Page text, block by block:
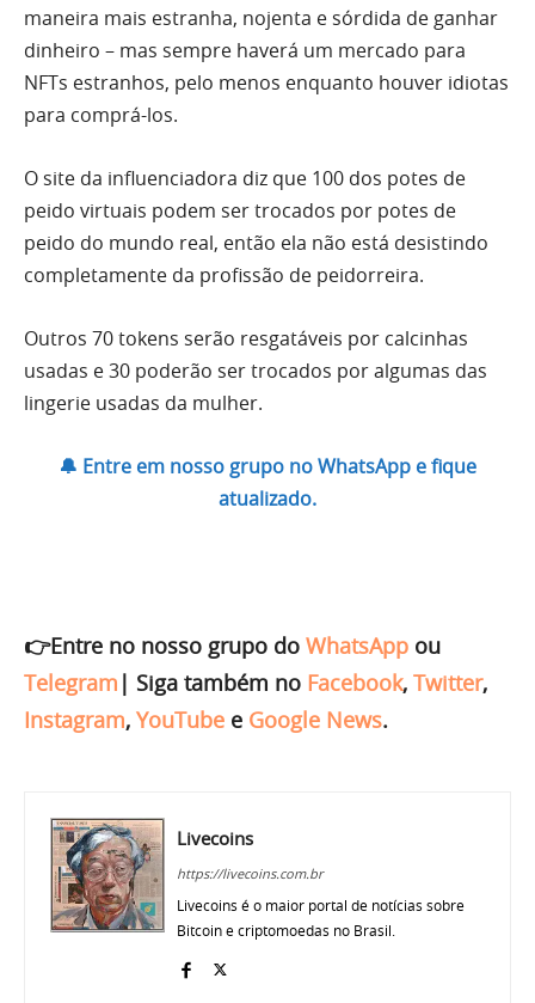
maneira mais estranha, nojenta e sórdida de ganhar
dinheiro – mas sempre haverá um mercado para
NFTs estranhos, pelo menos enquanto houver idiotas
para comprá-los.
O site da influenciadora diz que 100 dos potes de
peido virtuais podem ser trocados por potes de
peido do mundo real, então ela não está desistindo
completamente da profissão de peidorreira.
Outros 70 tokens serão resgatáveis ​​por calcinhas
usadas e 30 poderão ser trocados por algumas das
lingerie usadas da mulher.
🔔 Entre em nosso grupo no WhatsApp e fique
atualizado.
👉Entre no nosso grupo do WhatsApp ou
Telegram | Siga também no Facebook, Twitter,
Instagram, YouTube e Google News.
Livecoins
https://livecoins.com.br
Livecoins é o maior portal de notícias sobre
Bitcoin e criptomoedas no Brasil.